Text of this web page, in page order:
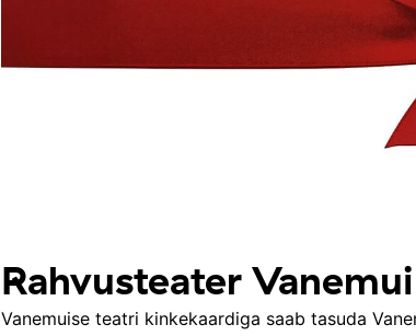
Rahvusteater
Vanemuise teatri kinkekaardiga saab tasuda